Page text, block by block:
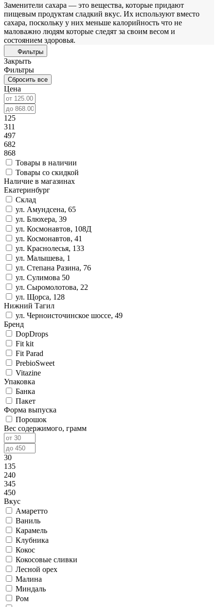
Заменители сахара — это вещества, которые придают
пищевым продуктам сладкий вкус. Их используют вместо
сахара, поскольку у них меньше калорийность что не
маловажно людям которые следят за своим весом и
состоянием здоровья.
Фильтры
Закрыть
Фильтры
Сбросить все
Цена
125
311
497
682
868
Товары в наличии
Товары со скидкой
Наличие в магазинах
Екатеринбург
Склад
ул. Амундсена, 65
ул. Блюхера, 39
ул. Космонавтов, 108Д
ул. Космонавтов, 41
ул. Краснолесья, 133
ул. Малышева, 1
ул. Степана Разина, 76
ул. Сулимова 50
ул. Сыромолотова, 22
ул. Щорса, 128
Нижний Тагил
ул. Черноисточинское шоссе, 49
Бренд
DopDrops
Fit kit
Fit Parad
PrebioSweet
Vitazine
Упаковка
Банка
Пакет
Форма выпуска
Порошок
Вес содержимого, грамм
30
135
240
345
450
Вкус
Амаретто
Ваниль
Карамель
Клубника
Кокос
Кокосовые сливки
Лесной орех
Малина
Миндаль
Ром